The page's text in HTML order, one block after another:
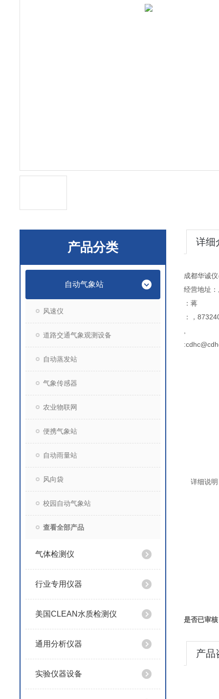
产品分类
自动气象站
风速仪
道路交通气象观测设备
自动蒸发站
气象传感器
农业物联网
便携气象站
自动雨量站
风向袋
校园自动气象站
查看全部产品
气体检测仪
行业专用仪器
美国CLEAN水质检测仪
通用分析仪器
实验仪器设备
详细
成都华诚
经营地址
：蒋
：，
详细说
是否已审
产品